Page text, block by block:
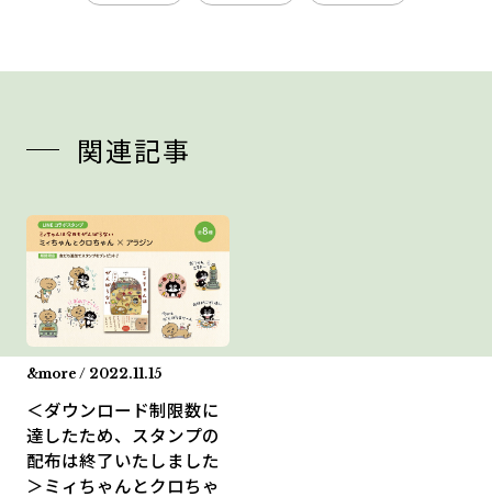
関連記事
&more / 2022.11.15
＜ダウンロード制限数に
達したため、スタンプの
配布は終了いたしました
＞ミィちゃんとクロちゃ